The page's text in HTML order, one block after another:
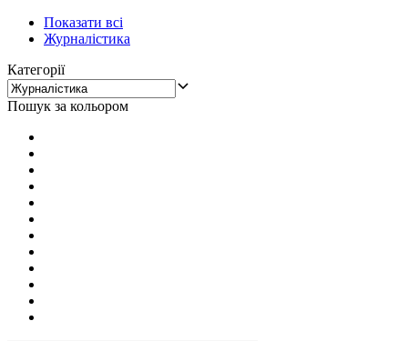
Показати всі
Журналістика
Категорії
Пошук за кольором